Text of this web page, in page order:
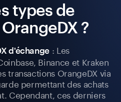
types de
?
d'échange : Les
Binance et Kraken
transactions OrangeDX via
permettant des achats
Cependant, ces derniers